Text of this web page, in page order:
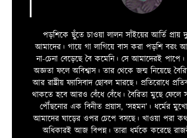
পড়শিকে ছুঁতে চাওয়া লালন সাঁইয়ের আর্তি
আমাদের। গায়ে গা লাগিয়ে বাস করা পড়শি বরং
না-চেনা বেড়েছে বৈ কমেনি। সে আমাদেরই
অজ্ঞতা ফলে অবিশ্বাস। তার থেকে জন্ম নিয়েছে
আর রাষ্ট্রীয় ফ্যাসিবাদ ছোবল মারছে। প্রতিরোধে
থাকতে হবে আরও বেঁধে বেঁধে। বৈরিতা মুছে ফেলে
পৌঁছনোর এক বিনীত প্রয়াস, ‘সহমন’। ধর্মের
আমাদের ঘাড়ের ওপর চেপে বসছে। খাওয়া পরা
অধিকারই আজ বিপন্ন। তারা ধর্মকে করেছে